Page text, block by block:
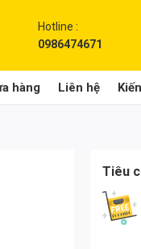
Hotline :
0986474671
hàng Liên hệ
Tiêu